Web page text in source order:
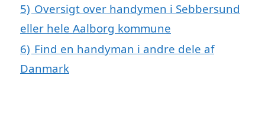
5) Oversigt over handymen i Sebbersund
eller hele Aalborg kommune
6) Find en handyman i andre dele af
Danmark